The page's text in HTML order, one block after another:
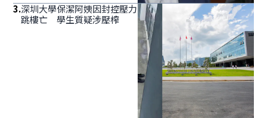
3.深圳大學保潔阿姨因封控壓力
跳樓亡 學生質疑涉壓榨